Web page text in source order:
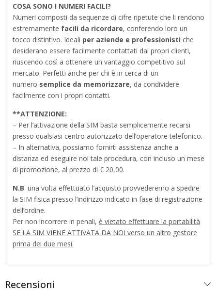
COSA SONO I NUMERI FACILI?
Numeri composti da sequenze di cifre ripetute che li rendono
estremamente facili da ricordare, conferendo loro un
tocco distintivo. Ideali per aziende e professionisti che
desiderano essere facilmente contattati dai propri clienti,
riuscendo così a ottenere un vantaggio competitivo sul
mercato. Perfetti anche per chi è in cerca di un
numero semplice da memorizzare, da condividere
facilmente con i propri contatti.
**ATTENZIONE:
– Per l’attivazione della SIM basta semplicemente recarsi
presso qualsiasi centro autorizzato dell’operatore telefonico.
– In alternativa, possiamo fornirti assistenza anche a
distanza ed eseguire noi tale procedura, con incluso un mese
di promozione, al prezzo di € 20,00.
N.B. una volta effettuato l’acquisto provvederemo a spedire
la SIM fisica presso l’indirizzo indicato in fase di registrazione
dell’ordine.
Per non incorrere in penali, è vietato effettuare la portabilità
SE LA SIM VIENE ATTIVATA DA NOI verso un altro gestore
prima dei due mesi.
Recensioni